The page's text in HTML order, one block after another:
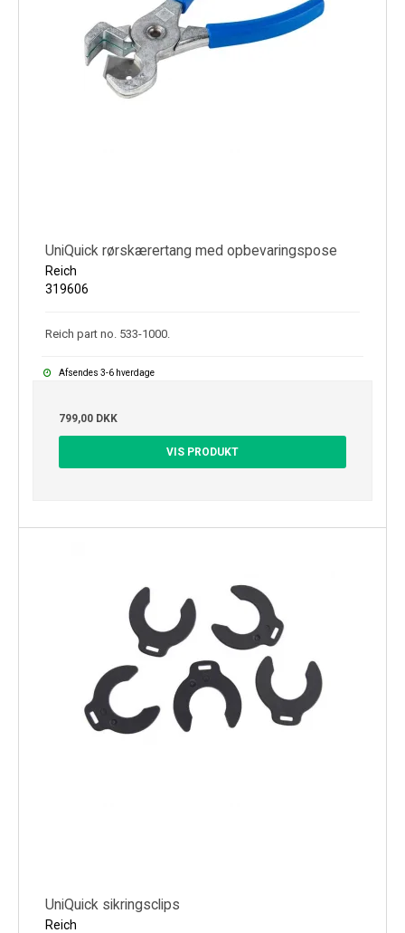
UniQuick rørskærertang med opbevaringspose
Reich
319606
Reich part no. 533-1000.
Afsendes 3-6 hverdage
799,00 DKK
VIS PRODUKT
UniQuick sikringsclips
Reich